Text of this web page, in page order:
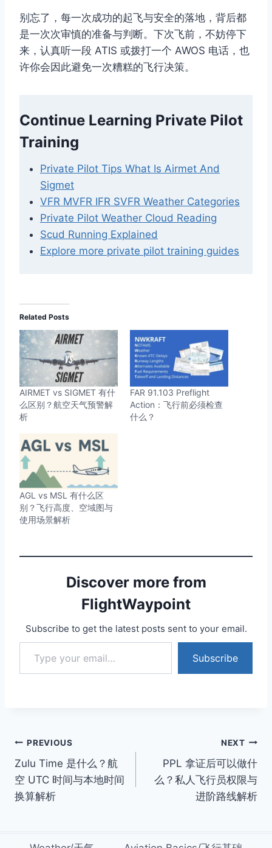
别忘了，每一次成功的起飞与安全的落地，背后都
是一次次审慎的准备与判断。下次飞前，不妨停下
来，认真听一段 ATIS 或拨打一个 AWOS 电话，也
许你会因此避免一次糟糕的飞行决策。
Continue Learning Private Pilot
Training
Private Pilot Tips What Is Airmet And
Sigmet
VFR MVFR IFR SVFR Weather Categories
Private Pilot Weather Cloud Reading
Scud Running Explained
Explore more private pilot training guides
Related Posts
AIRMET vs SIGMET 有什
么区别？航空天气预警解
析
FAR 91.103 Preflight
Action：飞行前必须检查
什么？
AGL vs MSL 有什么区
别？飞行高度、空域图与
使用场景解析
Discover more from
FlightWaypoint
Subscribe to get the latest posts sent to your email.
Type your email…
Subscribe
Post
navigation
PREVIOUS
Zulu Time 是什么？航
空 UTC 时间与本地时间
换算解析
NEXT
PPL 拿证后可以做什
么？私人飞行员权限与
进阶路线解析